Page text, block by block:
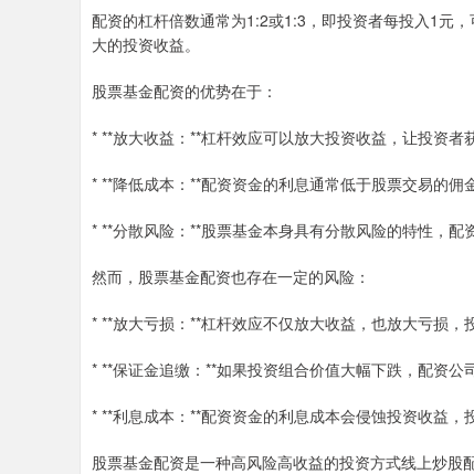
配资的杠杆倍数通常为1:2或1:3，即投资者每投入1元
大的投资收益。
股票基金配资的优势在于：
* **放大收益：**杠杆效应可以放大投资收益，让投资者
* **降低成本：**配资资金的利息通常低于股票交易的佣
* **分散风险：**股票基金本身具有分散风险的特性，配
然而，股票基金配资也存在一定的风险：
* **放大亏损：**杠杆效应不仅放大收益，也放大亏损，
* **保证金追缴：**如果投资组合价值大幅下跌，配资公
* **利息成本：**配资资金的利息成本会侵蚀投资收益，
股票基金配资是一种高风险高收益的投资方式线上炒